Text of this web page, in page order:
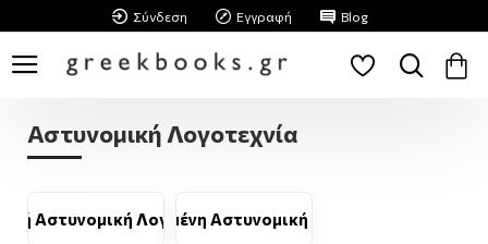
Σύνδεση Εγγραφή Blog
Αστυνομική Λογοτεχνία
Αστυνομική Λογοτεχνία
Μεταφρασμένη Αστυνομική Λογοτεχνία